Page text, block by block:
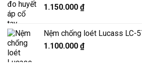
1.150.000 ₫
Nệm chống loét Lucass LC-
1.100.000 ₫